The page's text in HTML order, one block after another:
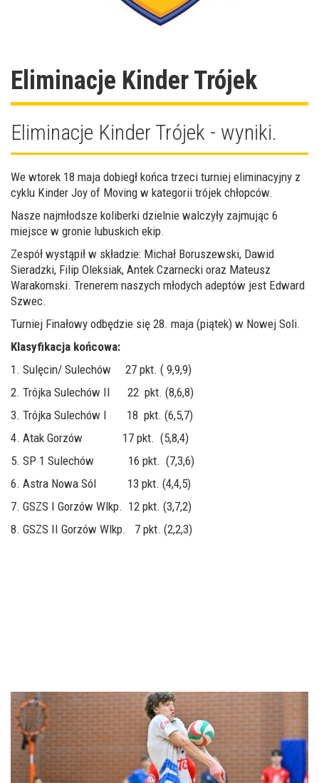
Eliminacje Kinder Trójek
Eliminacje Kinder Trójek - wyniki.
We wtorek 18 maja dobiegł końca trzeci turniej eliminacyjny z
cyklu Kinder Joy of Moving w kategorii trójek chłopców.
Nasze najmłodsze koliberki dzielnie walczyły zajmując 6
miejsce w gronie lubuskich ekip.
Zespół wystąpił w składzie: Michał Boruszewski, Dawid
Sieradzki, Filip Oleksiak, Antek Czarnecki oraz Mateusz
Warakomski. Trenerem naszych młodych adeptów jest Edward
Szwec.
Turniej Finałowy odbędzie się 28. maja (piątek) w Nowej Soli.
Klasyfikacja końcowa:
1. Sulęcin/ Sulechów 27 pkt. ( 9,9,9)
2. Trójka Sulechów II 22 pkt. (8,6,8)
3. Trójka Sulechów I 18 pkt. (6,5,7)
4. Atak Gorzów 17 pkt. (5,8,4)
5. SP 1 Sulechów 16 pkt. (7,3,6)
6. Astra Nowa Sól 13 pkt. (4,4,5)
7. GSZS I Gorzów Wlkp. 12 pkt. (3,7,2)
8. GSZS II Gorzów Wlkp. 7 pkt. (2,2,3)